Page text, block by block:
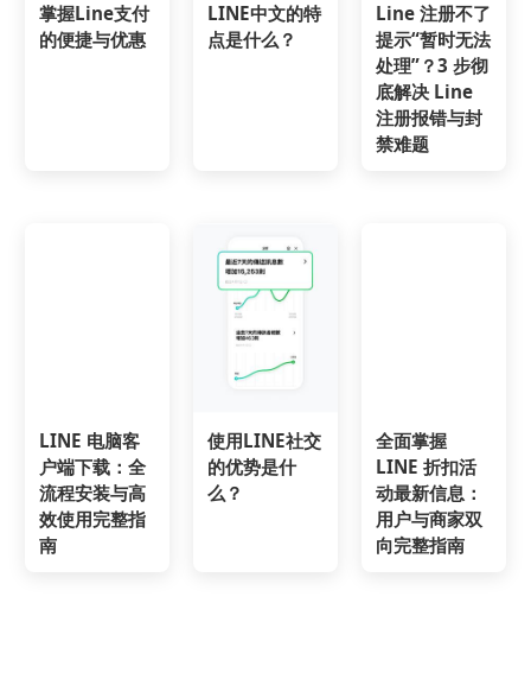
掌握Line支付
的便捷与优惠
LINE中文的特
点是什么？
Line 注册不了
提示“暂时无法
处理”？3 步彻
底解决 Line
注册报错与封
禁难题
LINE 电脑客
户端下载：全
流程安装与高
效使用完整指
南
使用LINE社交
的优势是什
么？
全面掌握
LINE 折扣活
动最新信息：
用户与商家双
向完整指南